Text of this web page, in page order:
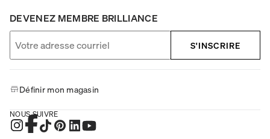
DEVENEZ MEMBRE BRILLIANCE
S'INSCRIRE
Définir mon magasin
NOUS SUIVRE